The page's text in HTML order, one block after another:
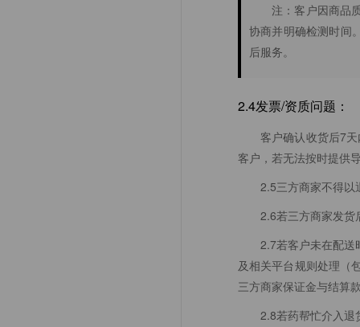
注：客户因商品
协商并明确检测时间
后服务。
2.4发票/资质问题：
客户确认收货后7
客户，若无法按时提供
2.5三方商家不得以
2.6若三方商家发货
2.7若客户未在配送
及相关平台规则处理（
三方商家保证金与结算
2.8若药帮忙介入退